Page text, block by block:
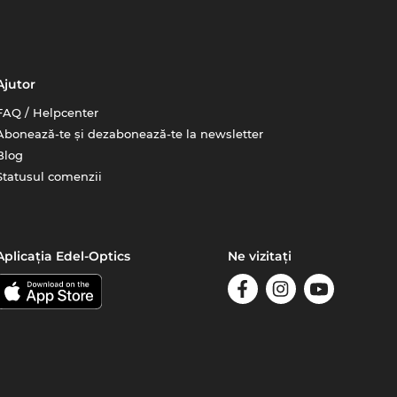
/ Helpcenter
te și dezabonează-te la newsletter
comenzii
Edel-Optics Ne vizitați